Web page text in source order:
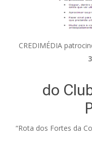
CREDIMÉDIA
do
“Rota dos Fortes da